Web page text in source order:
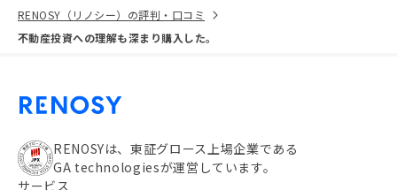
RENOSY（リノシー）の評判・口コミ
不動産投資への理解も深まり購入した。
RENOSYは、東証グロース上場企業である
GA technologiesが運営しています。
サービス